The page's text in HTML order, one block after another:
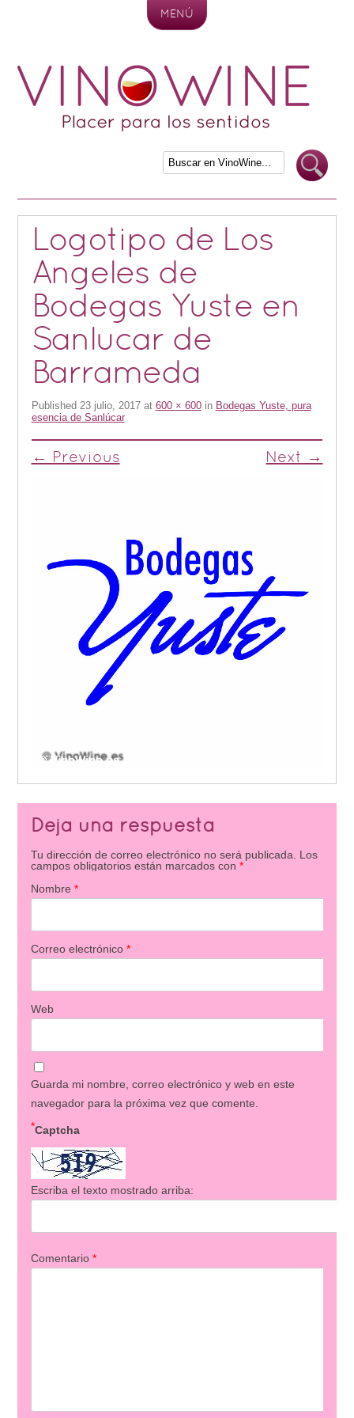
MENÚ
Logotipo de Los
Angeles de
Bodegas Yuste en
Sanlucar de
Barrameda
Published 23 julio, 2017at 600 × 600in Bodegas Yuste, pura
esencia de Sanlúcar
← Previous Next →
Deja una respuesta
Tu dirección de correo electrónico no será publicada. Los
campos obligatorios están marcados con *
Nombre *
Correo electrónico *
Web
Guarda mi nombre, correo electrónico y web en este
navegador para la próxima vez que comente.
Captcha
*
Escriba el texto mostrado arriba:
Comentario *